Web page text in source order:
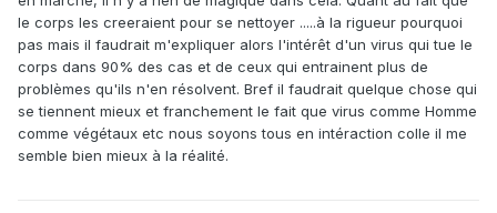
le corps les creeraient pour se nettoyer .....à la rigueur pourquoi
pas mais il faudrait m'expliquer alors l'intérêt d'un virus qui tue le
corps dans 90% des cas et de ceux qui entrainent plus de
problèmes qu'ils n'en résolvent. Bref il faudrait quelque chose qui
se tiennent mieux et franchement le fait que virus comme Homme
comme végétaux etc nous soyons tous en intéraction colle il me
semble bien mieux à la réalité.